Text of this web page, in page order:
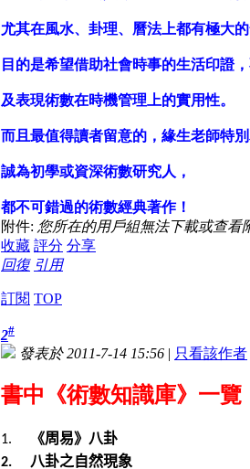
尤其在風水、卦理、曆法上都有極大的
目的是希望借助社會時事的生活印證
及表現術數在時機管理上的實用性。
而且最值得讀者留意的，緣生老師特
誠為初學或資深術數研究人，
都不可錯過的術數經典著作！
附件: 您所在的用戶組無法下載或查看
收藏 評分 分享
回復 引用
訂閱 TOP
2#
發表於 2011-7-14 15:56 | 只看該作者
書中《術數知識庫》一覽
1. 《周易》八卦
2. 八卦之自然現象